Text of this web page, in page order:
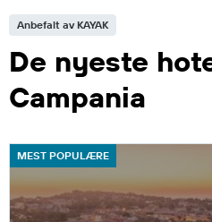
Anbefalt av KAYAK
De nyeste
Campania
MEST POPULÆRE